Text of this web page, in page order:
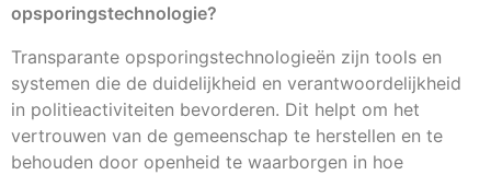
opsporingstechnologie?
Transparante opsporingstechnologieën zijn tools en
systemen die de duidelijkheid en verantwoordelijkheid
in politieactiviteiten bevorderen. Dit helpt om het
vertrouwen van de gemeenschap te herstellen en te
behouden door openheid te waarborgen in hoe